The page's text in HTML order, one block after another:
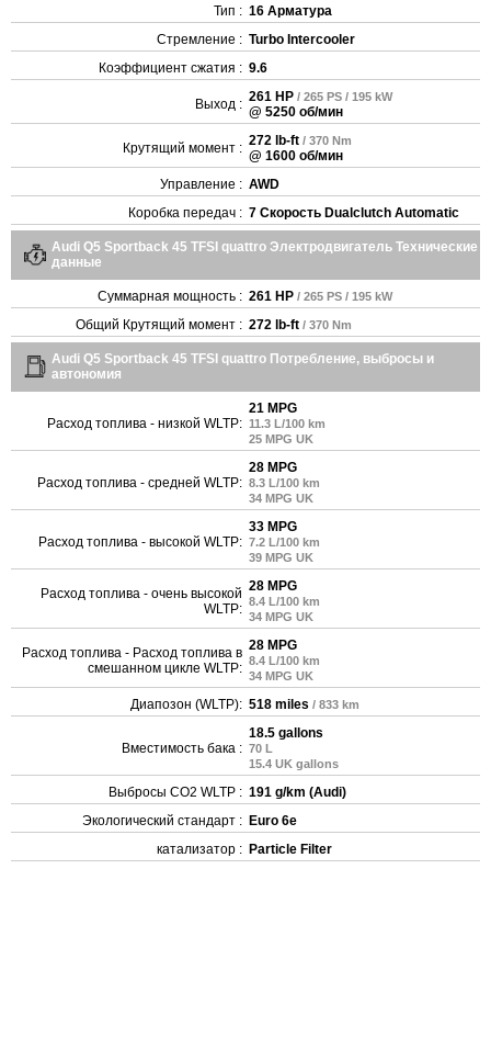
Тип : 16 Арматура
Стремление : Turbo Intercooler
Коэффициент сжатия : 9.6
Выход : 261 HP / 265 PS / 195 kW
@ 5250 об/мин
Крутящий момент : 272 lb-ft / 370 Nm
@ 1600 об/мин
Управление : AWD
Коробка передач : 7 Скорость Dualclutch Automatic
Audi Q5 Sportback 45 TFSI quattro Электродвигатель Технические
данные
Суммарная мощность : 261 HP / 265 PS / 195 kW
Общий Крутящий момент : 272 lb-ft / 370 Nm
Audi Q5 Sportback 45 TFSI quattro Потребление, выбросы и
автономия
Расход топлива - низкой WLTP:
21 MPG
11.3 L/100 km
25 MPG UK
Расход топлива - средней WLTP:
28 MPG
8.3 L/100 km
34 MPG UK
Расход топлива - высокой WLTP:
33 MPG
7.2 L/100 km
39 MPG UK
Расход топлива - очень высокой
WLTP:
28 MPG
8.4 L/100 km
34 MPG UK
Расход топлива - Расход топлива в
смешанном цикле WLTP:
28 MPG
8.4 L/100 km
34 MPG UK
Диапозон (WLTP): 518 miles / 833 km
Вместимость бака :
18.5 gallons
70 L
15.4 UK gallons
Выбросы CO2 WLTP : 191 g/km (Audi)
Экологический стандарт : Euro 6e
катализатор : Particle Filter